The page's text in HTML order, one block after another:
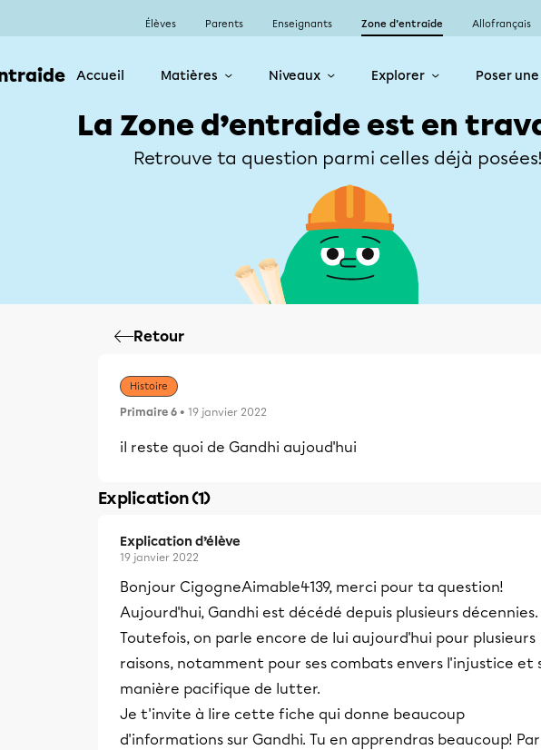
Élèves Parents Enseignants Zone d’entraide Allofrançais
Accueil Matières Niveaux Explorer Poser
La Zone d’entraide est en
Retrouve ta question parmi celles déjà posées!
Retour
Histoire
Primaire 6 • 19 janvier 2022
il reste quoi de Gandhi aujoud'hui
Explication (1)
Explication d’élève
19 janvier 2022
Bonjour CigogneAimable4139, merci pour ta question!
Aujourd'hui, Gandhi est décédé depuis plusieurs décennies.
Toutefois, on parle encore de lui aujourd'hui pour plusieurs
raisons, notamment pour ses combats envers l'injustice et
manière pacifique de lutter.
Je t'invite à lire cette fiche qui donne beaucoup
d'informations sur Gandhi. Tu en apprendras beaucoup! Par